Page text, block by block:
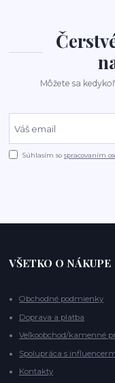
Môžete sa
Súhlasím sospracovaním
VŠETKO O NÁKUPE
Obchodné podmienky
Doprava a platba
Veľkoobchod/kamenné
Spolupráca s
Kontakty